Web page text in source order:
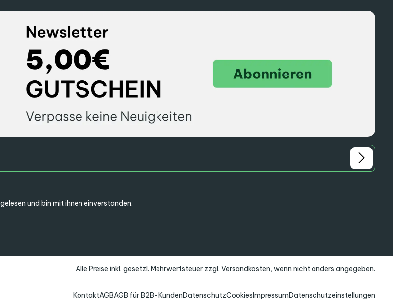
gelesen und bin mit ihnen einverstanden.
Alle Preise inkl. gesetzl. Mehrwertsteuer zzgl. Versandkosten, wenn nicht anders angegeben.
KontaktAGBAGB für B2B-KundenDatenschutzCookiesImpressumDatenschutzeinstellungen